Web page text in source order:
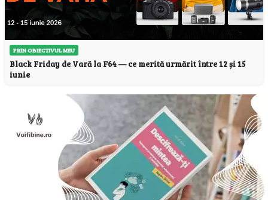
PRIN OBIECTIVUL MEU
Black Friday de Vară la F64 — ce merită urmărit între 12 și 15
iunie